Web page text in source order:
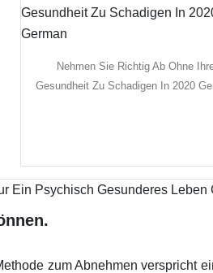
Nehmen Sie Richtig Ab Ohne
Gesundheit Zu Schadigen In 2020
zum Abnehmen verspricht